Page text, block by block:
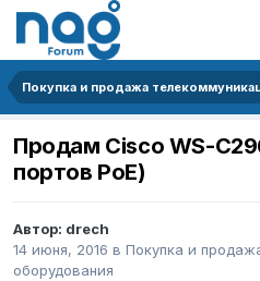
Продам Cisco WS-
портов PoE)
Автор: drech
14 июня, 2016 в Покупка и
оборудования